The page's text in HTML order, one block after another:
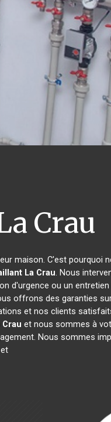
Crau
maison. C'est pourquoi
La Crau. Nous
d'urgence ou un
offrons des garanties
et nos clients
Crau et nous sommes à
Nous sommes